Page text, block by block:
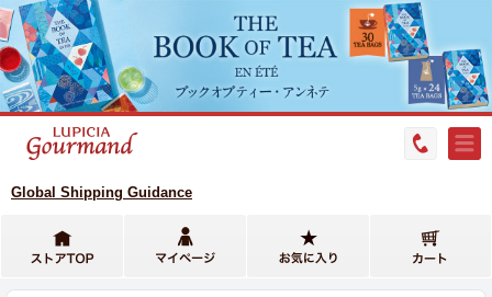
Global Shipping Guidance